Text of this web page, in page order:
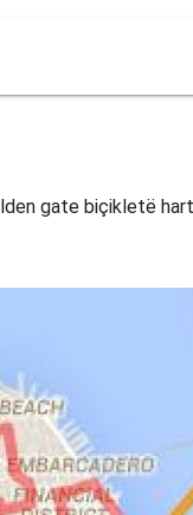
gate biçikletë